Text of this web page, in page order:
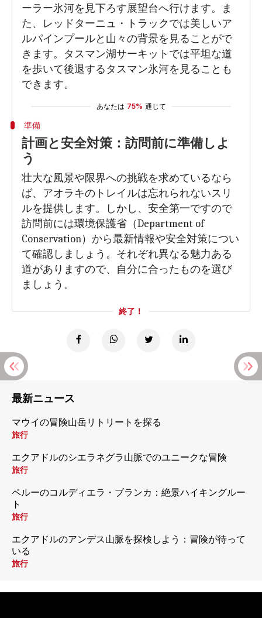
ーラー氷河を見下ろす展望台へ行けます。ま
た、レッドターニュ・トラックでは美しいア
ルパインプールと山々の背景を見ることがで
きます。タスマン湖サーキットでは平坦な道
を歩いて後退するタスマン氷河を見ることも
できます。
あなたは 75% 通じて
準備
計画と安全対策：訪問前に準備しよ
う
壮大な風景や限界への挑戦を求めているなら
ば、アオラキのトレイルは忘れられないスリ
ルを提供します。しかし、安全第一ですので
訪問前には環境保護省（Department of
Conservation）から最新情報や安全対策につい
て確認しましょう。それぞれ異なる魅力ある
道がありますので、自分に合ったものを選び
ましょう。
終了！
最新ニュース
マウイの冒険山岳リトリートを探る
旅行
エクアドルのシエラネグラ山脈でのユニークな冒険
旅行
ペルーのコルディエラ・ブランカ：絶景ハイキングルー
ト
旅行
エクアドルのアンデス山脈を探検しよう：冒険が待って
いる
旅行